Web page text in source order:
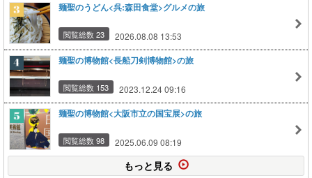
麺聖のうどん<呉:森田食堂>グルメの旅
閲覧総数 23 2026.08.08 13:53
麺聖の博物館<長船刀剣博物館>の旅
閲覧総数 153 2023.12.24 09:16
麺聖の博物館<大阪市立の国宝展>の旅
閲覧総数 98 2025.06.09 08:19
もっと見る